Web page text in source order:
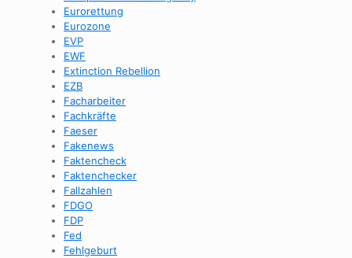
Eurorettung
Eurozone
EVP
EWF
Extinction Rebellion
EZB
Facharbeiter
Fachkräfte
Faeser
Fakenews
Faktencheck
Faktenchecker
Fallzahlen
FDGO
FDP
Fed
Fehlgeburt